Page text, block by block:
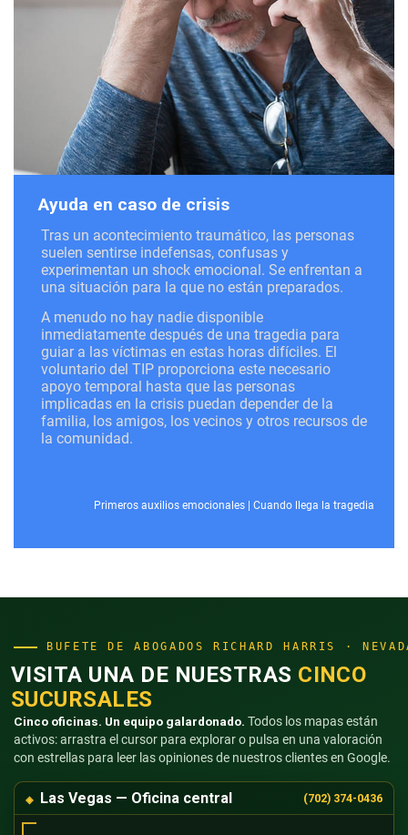
Ayuda en caso de crisis
Tras un acontecimiento traumático, las personas
suelen sentirse indefensas, confusas y
experimentan un shock emocional. Se enfrentan a
una situación para la que no están preparados.
A menudo no hay nadie disponible
inmediatamente después de una tragedia para
guiar a las víctimas en estas horas difíciles. El
voluntario del TIP proporciona este necesario
apoyo temporal hasta que las personas
implicadas en la crisis puedan depender de la
familia, los amigos, los vecinos y otros recursos de
la comunidad.
Primeros auxilios emocionales Cuando llega la tragedia
BUFETE DE ABOGADOS RICHARD HARRIS ·
VISITA UNA DE NUESTRAS CINCO
SUCURSALES
Cinco oficinas. Un equipo galardonado. Todos los mapas están
activos: arrastra el cursor para explorar o pulsa en una valoración
con estrellas para leer las opiniones de nuestros clientes en Google.
Las Vegas — Oficina central (702) 374-0436